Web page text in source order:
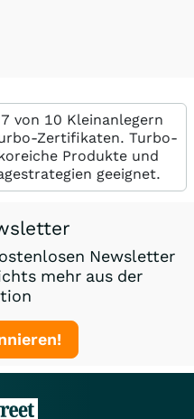
von 10 Kleinanlegern
Zertifikaten. Turbo-
Produkte und
geeignet.
Newsletter
mehr aus der